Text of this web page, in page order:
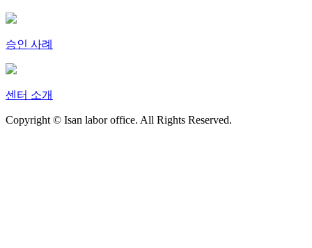
승인 사례
센터 소개
Copyright © Isan labor office. All Rights Reserved.